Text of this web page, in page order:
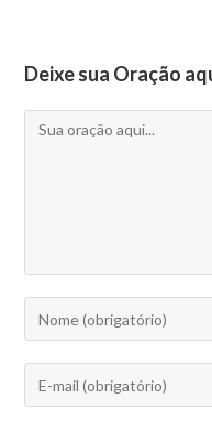
Deixe sua Oração